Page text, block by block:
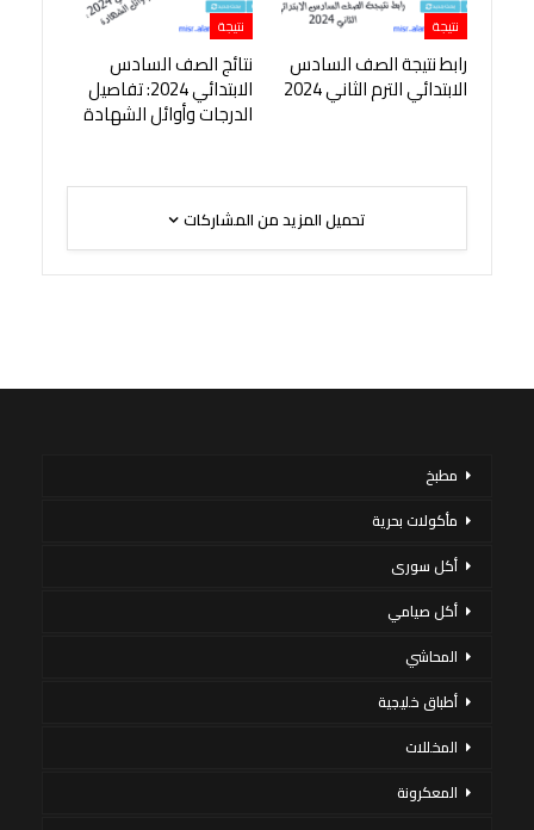
نتيجة
رابط نتيجة الصف السادس
الابتدائي الترم الثاني 2024
نتيجة
نتائج الصف السادس
الابتدائي 2024: تفاصيل
الدرجات وأوائل الشهادة
تحميل المزيد من المشاركات
مطبخ
مأكولات بحرية
أكل سورى
أكل صيامي
المحاشي
أطباق خليجية
المخللات
المعكرونة